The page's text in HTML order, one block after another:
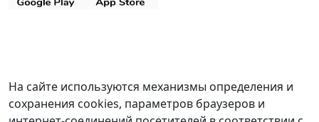
На сайте используются механизмы определения и
сохранения cookies, параметров браузеров и